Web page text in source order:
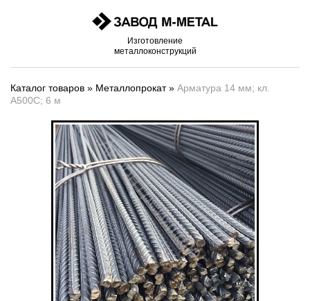
Изготовление
металлоконструкций
Каталог товаров » Металлопрокат» Арматура 14 мм; кл.
А500С; 6 м